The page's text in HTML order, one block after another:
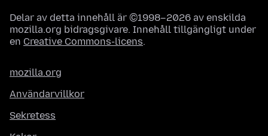
Delar av detta innehåll är ©1998–2026 av enskilda
mozilla.org bidragsgivare. Innehåll tillgängligt under
en Creative Commons-licens.
mozilla.org
Användarvillkor
Sekretess